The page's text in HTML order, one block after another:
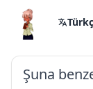
Şuna